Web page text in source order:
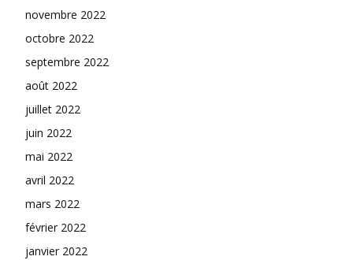
novembre 2022
octobre 2022
septembre 2022
août 2022
juillet 2022
juin 2022
mai 2022
avril 2022
mars 2022
février 2022
janvier 2022